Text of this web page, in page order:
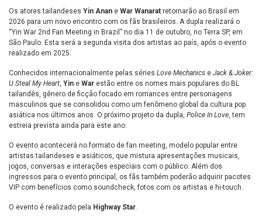
Os atores tailandeses Yin Anan e War Wanarat retornarão ao Brasil em
2026 para um novo encontro com os fãs brasileiros. A dupla realizará o
“Yin War 2nd Fan Meeting in Brazil” no dia 11 de outubro, no Terra SP, em
São Paulo. Esta será a segunda visita dos artistas ao país, após o evento
realizado em 2025.
Conhecidos internacionalmente pelas séries Love Mechanics e Jack & Joker:
U Steal My Heart, Yin e War estão entre os nomes mais populares do BL
tailandês, gênero de ficção focado em romances entre personagens
masculinos que se consolidou como um fenômeno global da cultura pop
asiática nos últimos anos. O próximo projeto da dupla, Police In Love, tem
estreia prevista ainda para este ano.
O evento acontecerá no formato de fan meeting, modelo popular entre
artistas tailandeses e asiáticos, que mistura apresentações musicais,
jogos, conversas e interações especiais com o público. Além dos
ingressos para o evento principal, os fãs também poderão adquirir pacotes
VIP com benefícios como soundcheck, fotos com os artistas e hi-touch.
O evento é realizado pela Highway Star.